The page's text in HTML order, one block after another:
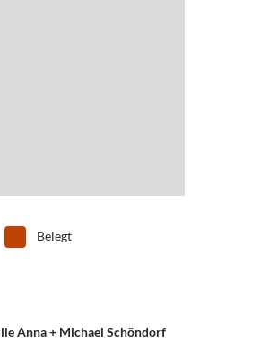
Belegt
Anna + Michael Schöndorf